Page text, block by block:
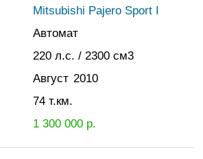
Mitsubishi Pajero Sport I
Автомат
220 л.с. / 2300 см3
Август 2010
74 т.км.
1 300 000р.